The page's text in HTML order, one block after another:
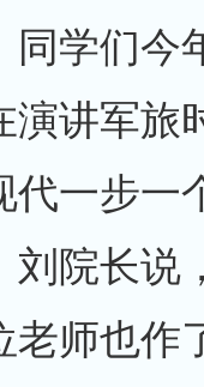
同学们今
演讲军旅
代一步一
刘院长说
老师也作